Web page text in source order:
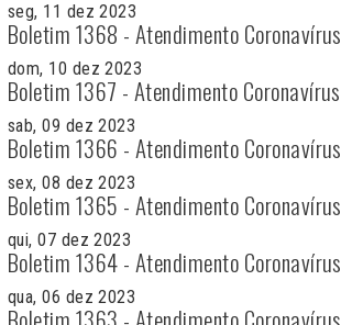
seg, 11 dez 2023
Boletim 1368 - Atendimento Coronavírus
dom, 10 dez 2023
Boletim 1367 - Atendimento Coronavírus
sab, 09 dez 2023
Boletim 1366 - Atendimento Coronavírus
sex, 08 dez 2023
Boletim 1365 - Atendimento Coronavírus
qui, 07 dez 2023
Boletim 1364 - Atendimento Coronavírus
qua, 06 dez 2023